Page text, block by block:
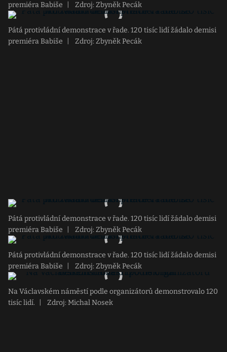
premiéra Babiše
Zdroj: Zbyněk Pecák
Pátá protivládní demonstrace v řade. 120 tisíc lidí žádalo demisi
premiéra Babiše
Zdroj: Zbyněk Pecák
Pátá protivládní demonstrace v řade. 120 tisíc lidí žádalo demisi
premiéra Babiše
Zdroj: Zbyněk Pecák
Pátá protivládní demonstrace v řade. 120 tisíc lidí žádalo demisi
premiéra Babiše
Zdroj: Zbyněk Pecák
Na Václavském náměstí podle organizátorů demonstrovalo 120
tisíc lidí.
Zdroj: Michal Nosek